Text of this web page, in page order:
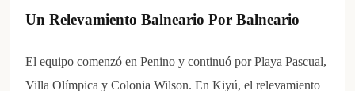
Un Relevamiento Balneario Por Balneario
El equipo comenzó en Penino y continuó por Playa Pascual,
Villa Olímpica y Colonia Wilson. En Kiyú, el relevamiento